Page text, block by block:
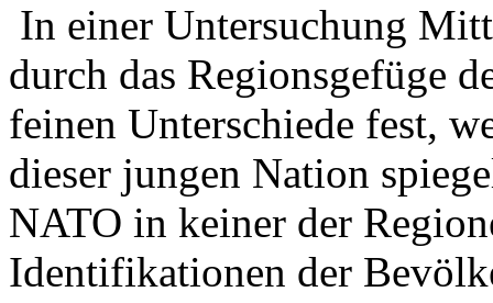
In einer Untersuchung
durch das Regionsgefüge
feinen Unterschiede fest,
dieser jungen Nation
NATO in keiner der
Identifikationen der